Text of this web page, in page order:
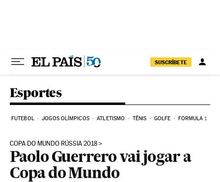
SUSCRÍBETE
Esportes
FUTEBOL JOGOS OLÍMPICOS ATLETISMO TÊNIS GOLFE FORMULA 1
COPA DO MUNDO RÚSSIA 2018
Paolo Guerrero vai jogar a
Copa do Mundo